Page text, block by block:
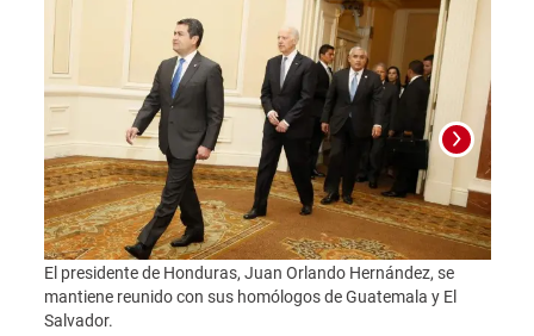
El presidente de Honduras, Juan Orlando Hernández, se
mantiene reunido con sus homólogos de Guatemala y El
Salvador.